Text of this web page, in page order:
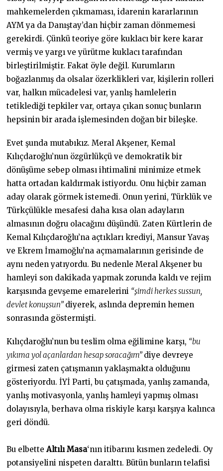
mahkemelerden çıkmaması, idarenin kararlarının
AYM ya da Danıştay’dan hiçbir zaman dönmemesi
gerekirdi. Çünkü teoriye göre kuklacı bir kere karar
vermiş ve yargı ve yürütme kuklacı tarafından
birleştirilmiştir. Fakat öyle değil. Kurumların
boğazlanmış da olsalar özerklikleri var, kişilerin rolleri
var, halkın mücadelesi var, yanlış hamlelerin
tetiklediği tepkiler var, ortaya çıkan sonuç bunların
hepsinin bir arada işlemesinden doğan bir bileşke.
Evet şunda mutabıkız. Meral Akşener, Kemal
Kılıçdaroğlu’nun özgürlükçü ve demokratik bir
dönüşüme sebep olması ihtimalini minimize etmek
hatta ortadan kaldırmak istiyordu. Onu hiçbir zaman
aday olarak görmek istemedi. Onun yerini, Türklük ve
Türkçülükle mesafesi daha kısa olan adayların
almasının doğru olacağını düşündü. Zaten Kürtlerin de
Kemal Kılıçdaroğlu’na açtıkları krediyi, Mansur Yavaş
ve Ekrem İmamoğlu’na açmamalarının gerisinde de
aynı neden yatıyordu. Bu nedenle Meral Akşener bu
hamleyi son dakikada yapmak zorunda kaldı ve rejim
karşısında gevşeme emarelerini “şimdi herkes sussun,
devlet konuşsun” diyerek, aslında depremin hemen
sonrasında göstermişti.
Kılıçdaroğlu’nun bu teslim olma eğilimine karşı, “bu
yıkıma yol açanlardan hesap soracağım” diye devreye
girmesi zaten çatışmanın yaklaşmakta olduğunu
gösteriyordu. İYİ Parti, bu çatışmada, yanlış zamanda,
yanlış motivasyonla, yanlış hamleyi yapmış olması
dolayısıyla, berhava olma riskiyle karşı karşıya kalınca
geri döndü.
Bu elbetteAltılı Masa‘nın itibarını kısmen zedeledi. Oy
potansiyelini nispeten daralttı. Bütün bunların telafisi